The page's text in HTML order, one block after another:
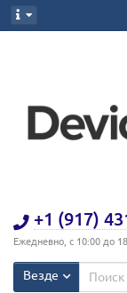
+1 (917)
Ежедневно, с 10:00 до
Везде